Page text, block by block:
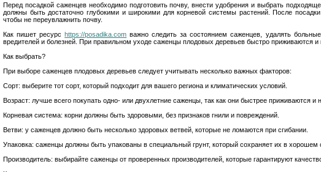
Перед посадкой саженцев необходимо подготовить почву, внести удобрения и выбрать
должны быть достаточно глубокими и широкими для корневой системы растений. После
чтобы не переувлажнить почву.
Как пишет ресурсhttps://posadika.com важно следить за состоянием саженцев, удалять
вредителей и болезней. При правильном уходе саженцы плодовых деревьев быстро приживаются и
Как выбрать?
При выборе саженцев плодовых деревьев следует учитывать несколько важных факторов:
Сорт: выберите тот сорт, который подходит для вашего региона и климатических условий.
Возраст: лучше всего покупать одно- или двухлетние саженцы, так как они быстрее приживаются и
Корневая система: корни должны быть здоровыми, без признаков гнили и повреждений.
Ветви: у саженцев должно быть несколько здоровых ветвей, которые не ломаются при сгибании.
Упаковка: саженцы должны быть упакованы в специальный грунт, который сохраняет их в хорошем
Производитель: выбирайте саженцы от проверенных производителей, которые гарантируют